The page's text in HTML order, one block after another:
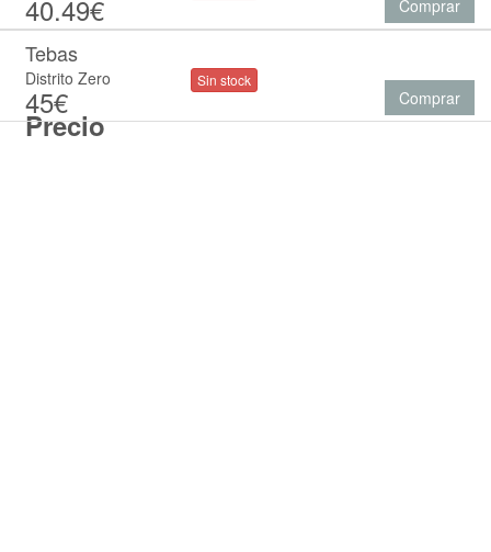
Precio
40.49€ Comprar
Tebas
Distrito Zero
45€
Sin stock
Comprar